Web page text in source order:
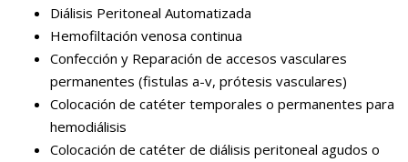
Diálisis Peritoneal Automatizada
Hemofiltación venosa continua
Confección y Reparación de accesos vasculares
permanentes (fistulas a-v, prótesis vasculares)
Colocación de catéter temporales o permanentes para
hemodiálisis
Colocación de catéter de diálisis peritoneal agudos o